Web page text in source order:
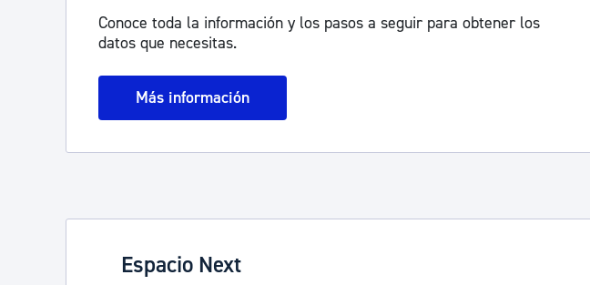
Conoce toda la información y los pasos a seguir para obtener los
datos que necesitas.
Más información
Espacio Next